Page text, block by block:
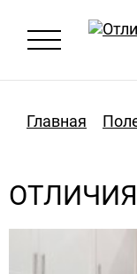
Главная
Отличия